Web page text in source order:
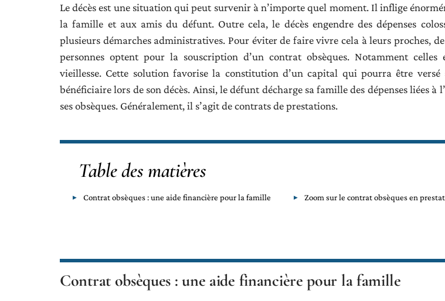
Le décès est une situation qui peut survenir à n’importe quel moment. Il inflige
la famille et aux amis du défunt. Outre cela, le décès engendre des dépenses
plusieurs démarches administratives. Pour éviter de faire vivre cela à leurs proches,
personnes optent pour la souscription d’un contrat obsèques. Notamment celles
vieillesse. Cette solution favorise la constitution d’un capital qui pourra être
bénéficiaire lors de son décès. Ainsi, le défunt décharge sa famille des dépenses liées à
ses obsèques. Généralement, il s’agit de contrats de prestations.
Table des matières
Contrat obsèques : une aide financière pour la famille Zoom sur le contrat obsèques en
Contrat obsèques : une aide financière pour la famille